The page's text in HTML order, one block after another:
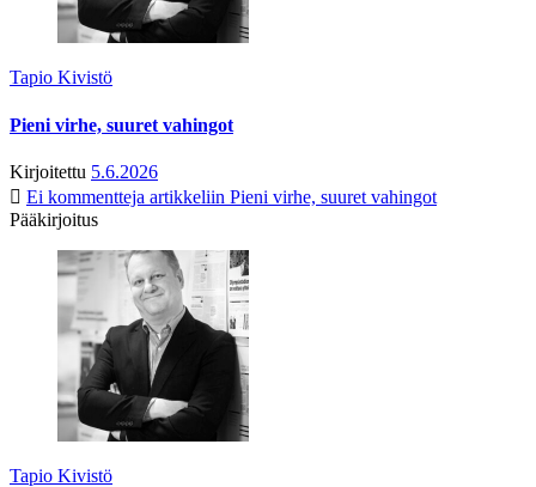
Tapio Kivistö
Pieni virhe, suuret vahingot
Kirjoitettu 5.6.2026
Ei kommentteja artikkeliin Pieni virhe, suuret vahingot
Pääkirjoitus
Tapio Kivistö